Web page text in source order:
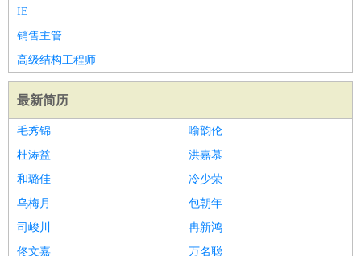
IE
销售主管
高级结构工程师
最新简历
毛秀锦
喻韵伦
杜涛益
洪嘉慕
和璐佳
冷少荣
乌梅月
包朝年
司峻川
冉新鸿
佟文嘉
万名聪